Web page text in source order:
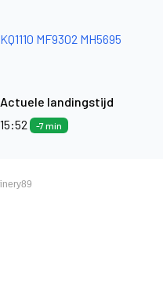
KQ1110 MF9302 MH5695
Actuele landingstijd
15:52
-7 min